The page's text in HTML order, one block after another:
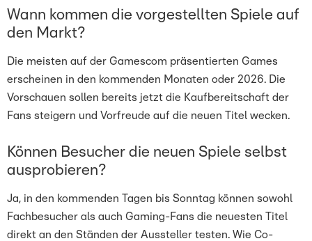
Wann kommen die vorgestellten Spiele auf
den Markt?
Die meisten auf der Gamescom präsentierten Games
erscheinen in den kommenden Monaten oder 2026. Die
Vorschauen sollen bereits jetzt die Kaufbereitschaft der
Fans steigern und Vorfreude auf die neuen Titel wecken.
Können Besucher die neuen Spiele selbst
ausprobieren?
Ja, in den kommenden Tagen bis Sonntag können sowohl
Fachbesucher als auch Gaming-Fans die neuesten Titel
direkt an den Ständen der Aussteller testen. Wie Co-